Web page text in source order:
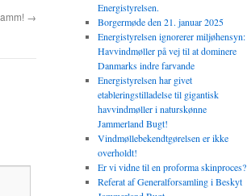
→
Energistyrelsen.
Borgermøde den 21. januar 2025
Energistyrelsen ignorerer miljøhensyn:
Havvindmøller på vej til at dominere
Danmarks indre farvande
Energistyrelsen har givet
etableringstilladelse til gigantisk
havvindmøller i naturskønne
Jammerland Bugt!
Vindmøllebekendtgørelsen er ikke
overholdt!
Er vi vidne til en proforma skinproces?
Referat af Generalforsamling i Beskyt